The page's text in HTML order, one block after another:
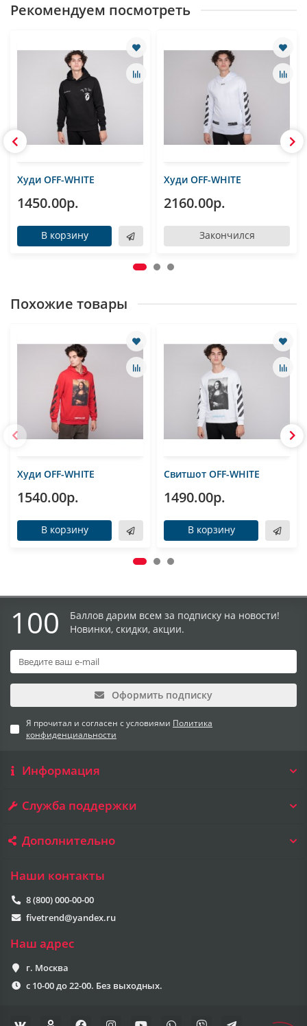
Рекомендуем посмотреть
Худи OFF-WHITE
1450.00р.
В корзину
Худи OFF-WHITE
2160.00р.
Закончился
Похожие товары
Худи OFF-WHITE
1540.00р.
В корзину
Свитшот OFF-WHITE
1490.00р.
В корзину
100
Баллов дарим всем за подписку на новости!
Новинки, скидки, акции.
Оформить подписку
Я прочитал и согласен с условиями Политика
конфиденциальности
Информация
Служба поддержки
Дополнительно
Наши контакты
8 (800) 000-00-00
fivetrend@yandex.ru
Наш адрес
г. Москва
с 10-00 до 22-00. Без выходных.